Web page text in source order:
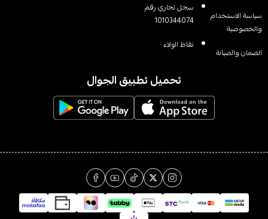
سياسة الاستخدام
والخصوصية
الضمان والصيانة
سجل تجاري رقم
1010344074
نقاط الولاء
تحميل تطبيق الجوال